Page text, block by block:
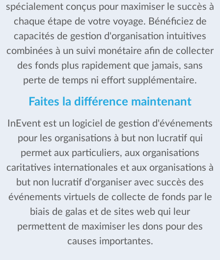
spécialement conçus pour maximiser le succès à
chaque étape de votre voyage. Bénéficiez de
capacités de gestion d'organisation intuitives
combinées à un suivi monétaire afin de collecter
des fonds plus rapidement que jamais, sans
perte de temps ni effort supplémentaire.
Faites la différence maintenant
InEvent est un logiciel de gestion d'événements
pour les organisations à but non lucratif qui
permet aux particuliers, aux organisations
caritatives internationales et aux organisations à
but non lucratif d'organiser avec succès des
événements virtuels de collecte de fonds par le
biais de galas et de sites web qui leur
permettent de maximiser les dons pour des
causes importantes.